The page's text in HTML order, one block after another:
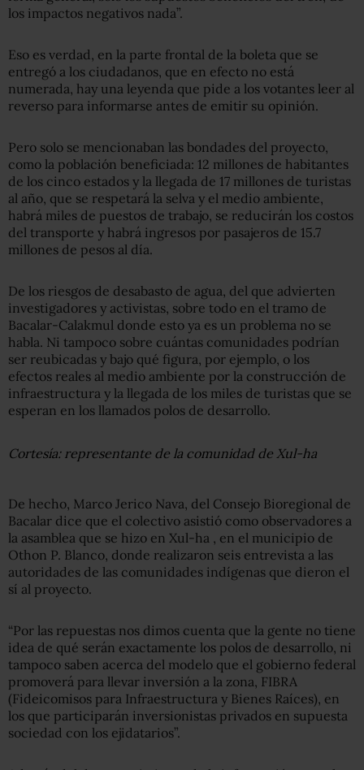
los impactos negativos nada”.
Eso es verdad, en la parte frontal de la boleta que se
entregó a los ciudadanos, que en efecto no está
numerada, hay una leyenda que pide a los votantes leer al
reverso para informarse antes de emitir su opinión.
Pero solo se mencionaban las bondades del proyecto,
como la población beneficiada: 12 millones de habitantes
de los cinco estados y la llegada de 17 millones de turistas
al año, que se respetará la selva y el medio ambiente,
habrá miles de puestos de trabajo, se reducirán los costos
del transporte y habrá ingresos por pasajeros de 15.7
millones de pesos al día.
De los riesgos de desabasto de agua, del que advierten
investigadores y activistas, sobre todo en el tramo de
Bacalar-Calakmul donde esto ya es un problema no se
habla. Ni tampoco sobre cuántas comunidades podrían
ser reubicadas y bajo qué figura, por ejemplo, o los
efectos reales al medio ambiente por la construcción de
infraestructura y la llegada de los miles de turistas que se
esperan en los llamados polos de desarrollo.
Cortesía: representante de la comunidad de Xul-ha
De hecho, Marco Jerico Nava, del Consejo Bioregional de
Bacalar dice que el colectivo asistió como observadores a
la asamblea que se hizo en Xul-ha , en el municipio de
Othon P. Blanco, donde realizaron seis entrevista a las
autoridades de las comunidades indígenas que dieron el
sí al proyecto.
“Por las repuestas nos dimos cuenta que la gente no tiene
idea de qué serán exactamente los polos de desarrollo, ni
tampoco saben acerca del modelo que el gobierno federal
promoverá para llevar inversión a la zona, FIBRA
(Fideicomisos para Infraestructura y Bienes Raíces), en
los que participarán inversionistas privados en supuesta
sociedad con los ejidatarios”.